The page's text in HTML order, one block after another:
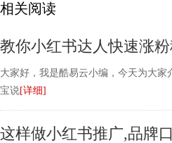
相关阅读
教你小红书达人快速涨
大家好，我是酷易云小编，今天为大
宝说[详细]
这样做小红书推广,品牌